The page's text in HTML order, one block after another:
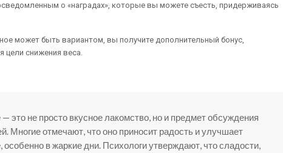
о «наградах», которые вы можете съесть, придерживаясь
может быть вариантом, вы получите дополнительный бонус,
цели снижения веса.
это не просто вкусное лакомство, но и предмет обсуждения
Многие отмечают, что оно приносит радость и улучшает
особенно в жаркие дни. Психологи утверждают, что сладости,